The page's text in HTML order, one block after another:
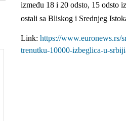
između 18 i 20 odsto, 15 odsto
ostali sa Bliskog i Srednjeg
Link:https://www.euronews.rs/
trenutku-10000-izbeglica-u-